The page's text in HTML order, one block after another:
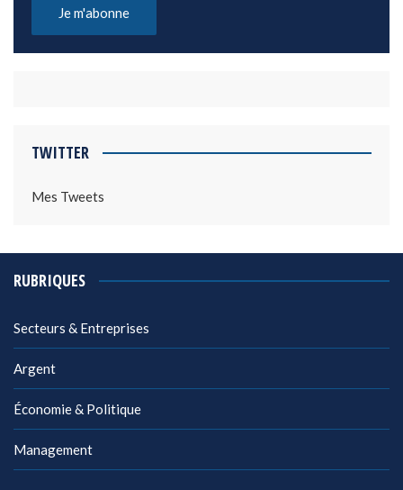
TWITTER
Mes Tweets
RUBRIQUES
Secteurs & Entreprises
Argent
Économie & Politique
Management